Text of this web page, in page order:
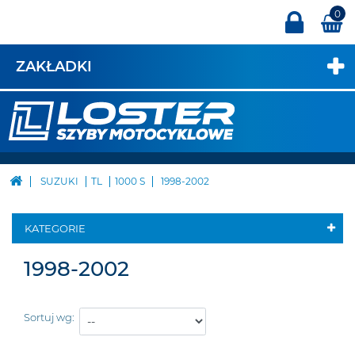
0
ZAKŁADKI
SUZUKI TL 1000 S 1998-2002
KATEGORIE
1998-2002
Sortuj wg: